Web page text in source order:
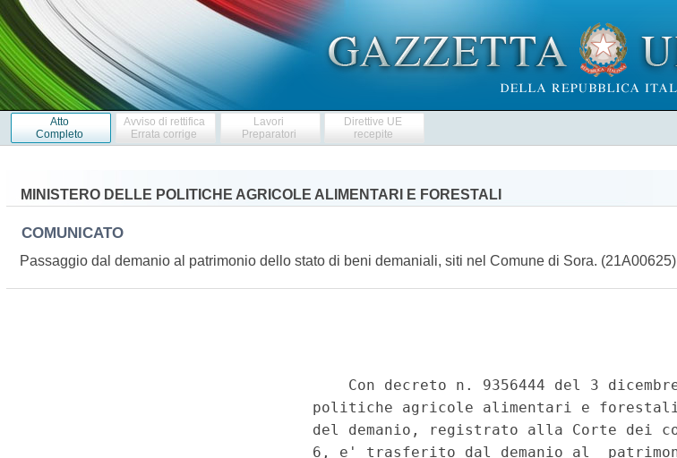
Atto
Completo
Avviso di rettifica
Errata corrige
Lavori
Preparatori
Direttive UE
recepite
MINISTERO DELLE POLITICHE AGRICOLE ALIMENTARI E FORESTALI
COMUNICATO
Passaggio dal demanio al patrimonio dello stato di beni demaniali, siti nel Comune di Sora. (21A00625)